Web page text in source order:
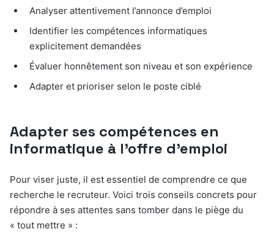
Analyser attentivement l’annonce d’emploi
Identifier les compétences informatiques
explicitement demandées
Évaluer honnêtement son niveau et son expérience
Adapter et prioriser selon le poste ciblé
Adapter ses compétences en
informatique à l’offre d’emploi
Pour viser juste, il est essentiel de comprendre ce que
recherche le recruteur. Voici trois conseils concrets pour
répondre à ses attentes sans tomber dans le piège du
« tout mettre » :